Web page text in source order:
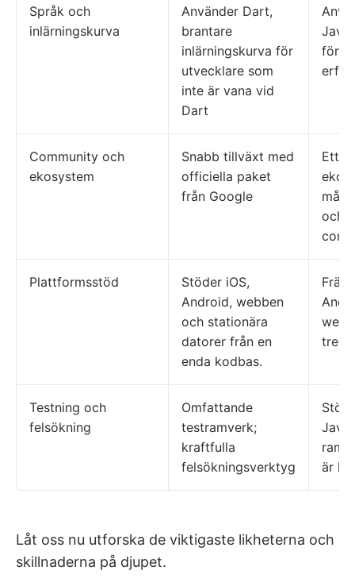
Språk och
inlärningskurva
Använder Dart,
brantare
inlärningskurva för
utvecklare som
inte är vana vid
Dart
för
Community och
ekosystem
Snabb tillväxt med
officiella paket
från Google
Ett
och
Plattformsstöd
Stöder iOS,
Android, webben
och stationära
datorer från en
enda kodbas.
web/
Testning och
felsökning
Omfattande
testramverk;
kraftfulla
felsökningsverktyg
är
Låt oss nu utforska de viktigaste likheterna och
skillnaderna på djupet.